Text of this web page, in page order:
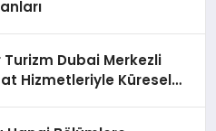
Dubai Merkezli
Hizmetleriyle Küresel